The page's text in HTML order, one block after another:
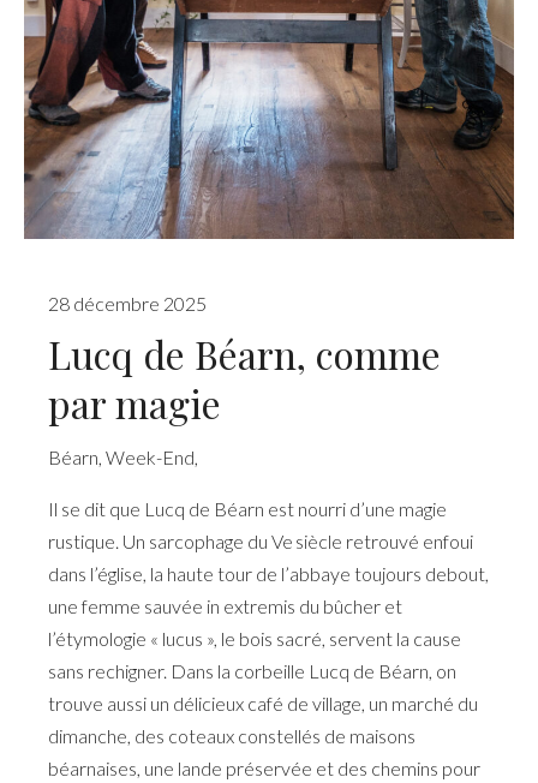
28 décembre 2025
Lucq de Béarn, comme
par magie
Béarn, Week-End,
Il se dit que Lucq de Béarn est nourri d’une magie
rustique. Un sarcophage du Ve siècle retrouvé enfoui
dans l’église, la haute tour de l’abbaye toujours debout,
une femme sauvée in extremis du bûcher et
l’étymologie « lucus », le bois sacré, servent la cause
sans rechigner. Dans la corbeille Lucq de Béarn, on
trouve aussi un délicieux café de village, un marché du
dimanche, des coteaux constellés de maisons
béarnaises, une lande préservée et des chemins pour